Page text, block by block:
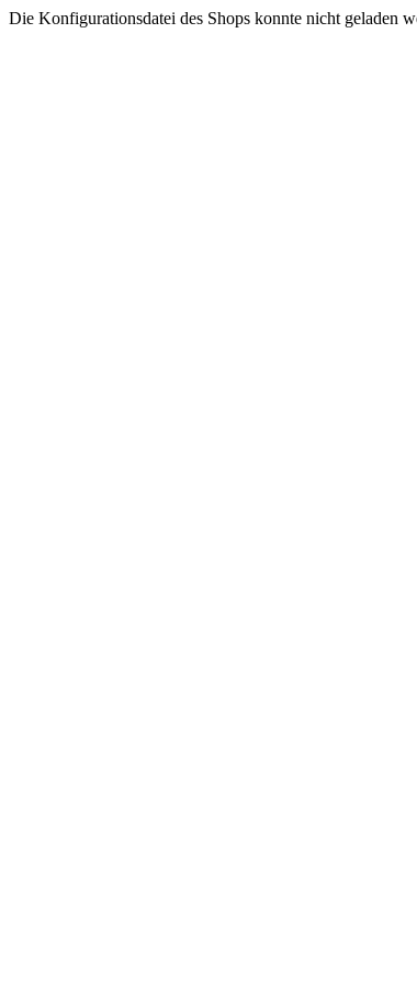
Die Konfigurationsdatei des Shops konnte nicht geladen